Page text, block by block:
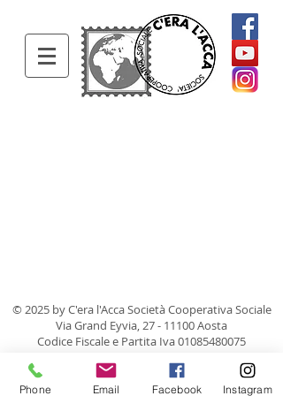
© 2025 by C'era l'Acca Società Cooperativa Sociale
Via Grand Eyvia,27 - 11100Aosta
Codice Fiscale e Partita Iva01085480075
Phone Email Facebook Instagram